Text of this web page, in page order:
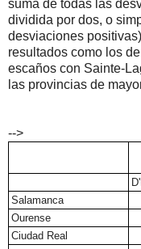
suma de todas las
dividida por dos, o
desviaciones
resultados como los
escaños con Sainte-
las provincias de
-->
Salamanca
Ourense
Ciudad Real